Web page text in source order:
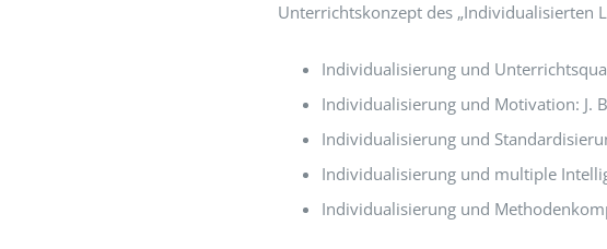
Unterrichtskonzept des „Individualisierten
Individualisierung und
Individualisierung und Motivation: J.
Individualisierung und
Individualisierung und multiple
Individualisierung und